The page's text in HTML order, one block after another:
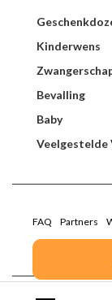
Kinderwens
Bevalling
Baby
Veelgestelde
FAQ Partners